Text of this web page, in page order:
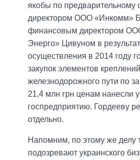
якобы по предварительному
директором ООО «Инкомм»
финансовым директором
Энерго» Цивуном в
осуществления в 2014 году
закупок элементов
железнодорожного пути по
21,4 млн грн ценам нанесли
госпредприятию. Гордееву
отдельно.
Напомним, по этому же делу
подозревают украинского